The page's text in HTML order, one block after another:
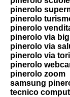
pinerolo
pinerolo
pinerolo
pinerolo via
pinerolo via
pinerolo via
pinerolo
pinerolo zoom
samsung
tecnico